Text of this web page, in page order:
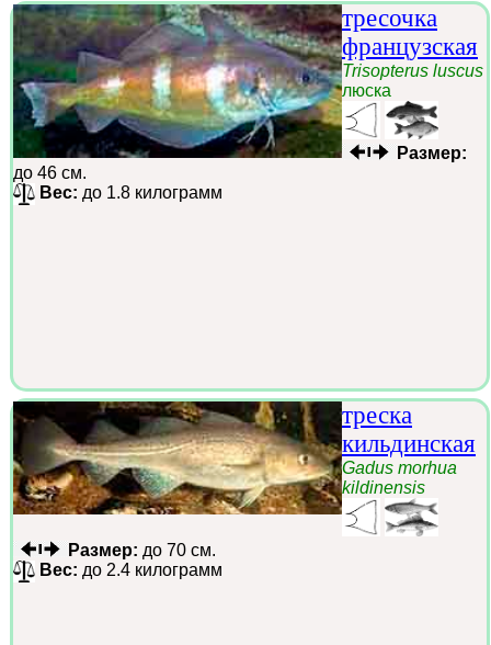
тресочка
французская
Trisopterus luscus
люска
Размер:
до 46 см.
Вес: до 1.8 килограмм
треска
кильдинская
Gadus morhua
kildinensis
Размер: до 70 см.
Вес: до 2.4 килограмм